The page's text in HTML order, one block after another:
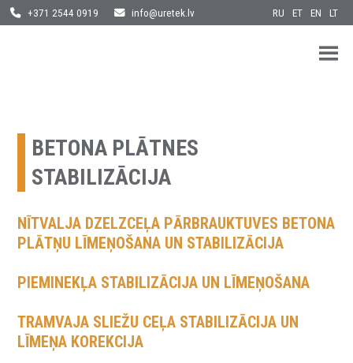
content
+371 2544 0919 info@uretek.lv RU ET EN LT
BETONA PLĀTNES
STABILIZĀCIJA
NĪTVALJA DZELZCEĻA PĀRBRAUKTUVES BETONA
PLĀTŅU LĪMEŅOŠANA UN STABILIZĀCIJA
PIEMINEKĻA STABILIZĀCIJA UN LĪMEŅOŠANA
TRAMVAJA SLIEŽU CEĻA STABILIZĀCIJA UN
LĪMEŅA KOREKCIJA